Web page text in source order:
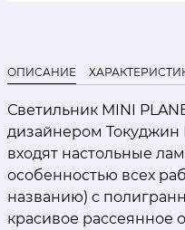
ОПИСАНИЕ
Светильник MINI
дизайнером Токуджин
входят настольные
особенностью всех
названию) с
красивое